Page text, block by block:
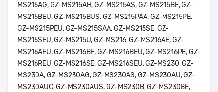
MS215AG, GZ-MS215AH, GZ-MS215AS, GZ-MS215BE, GZ-
MS215BEU, GZ-MS215BUS, GZ-MS215PAA, GZ-MS215PE,
GZ-MS215PEU, GZ-MS215SAA, GZ-MS215SE, GZ-
MS215SEU, GZ-MS215U, GZ-MS216, GZ-MS216AE, GZ-
MS216AEU, GZ-MS216BE, GZ-MS216BEU, GZ-MS216PE, GZ-
MS216REU, GZ-MS216SE, GZ-MS216SEU, GZ-MS230, GZ-
MS230A, GZ-MS230AG, GZ-MS230AS, GZ-MS230AU, GZ-
MS230AUC, GZ-MS230AUS, GZ-MS230B, GZ-MS230BE,